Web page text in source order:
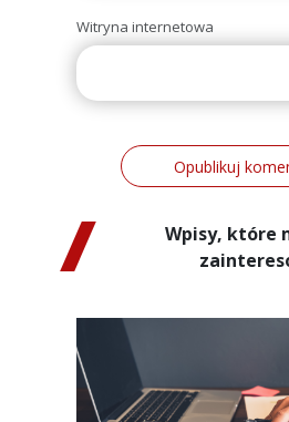
Witryna internetowa
Wpisy, które